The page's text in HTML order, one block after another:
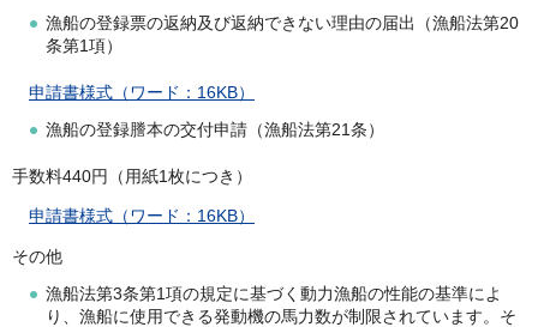
漁船の登録票の返納及び返納できない理由の届出（漁船法第20
条第1項）
申請書様式（ワード：16KB）
漁船の登録謄本の交付申請（漁船法第21条）
手数料440円（用紙1枚につき）
申請書様式（ワード：16KB）
その他
漁船法第3条第1項の規定に基づく動力漁船の性能の基準によ
り、漁船に使用できる発動機の馬力数が制限されています。そ